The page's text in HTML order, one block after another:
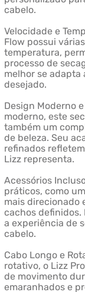
cabelo.
Velocidade e
Flow possui
temperatura,
processo de
melhor se adapta
desejado.
Design Moderno
moderno, este
também um
de beleza. Seu
refinados
Lizz representa.
Acessórios
práticos, como
mais direcionado
cachos definidos.
a experiência de
cabelo.
Cabo Longo e
rotativo, o Lizz
de movimento
emaranhados e